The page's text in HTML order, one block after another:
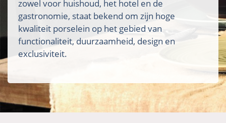
zowel voor huishoud, het hotel en de
gastronomie, staat bekend om zijn hoge
kwaliteit porselein op het gebied van
functionaliteit, duurzaamheid, design en
exclusiviteit.